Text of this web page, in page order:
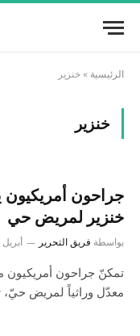
الرئيسية »خنزير
خنزير
جراحون أمريكيون
خنزير لمريض حي
بواسطة فريق التحرير أبريل 25, 2024
تمكنّ جراحون أمريكيون
معدّل وراثياً لمريض